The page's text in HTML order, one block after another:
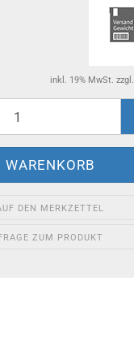
inkl. 19% MwSt. zzgl.
DEN MERKZETTEL
ZUM PRODUKT